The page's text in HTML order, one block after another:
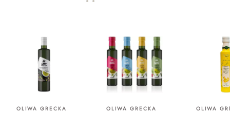
OLIWA GRECKA OLIWA GRECKA OLIWA